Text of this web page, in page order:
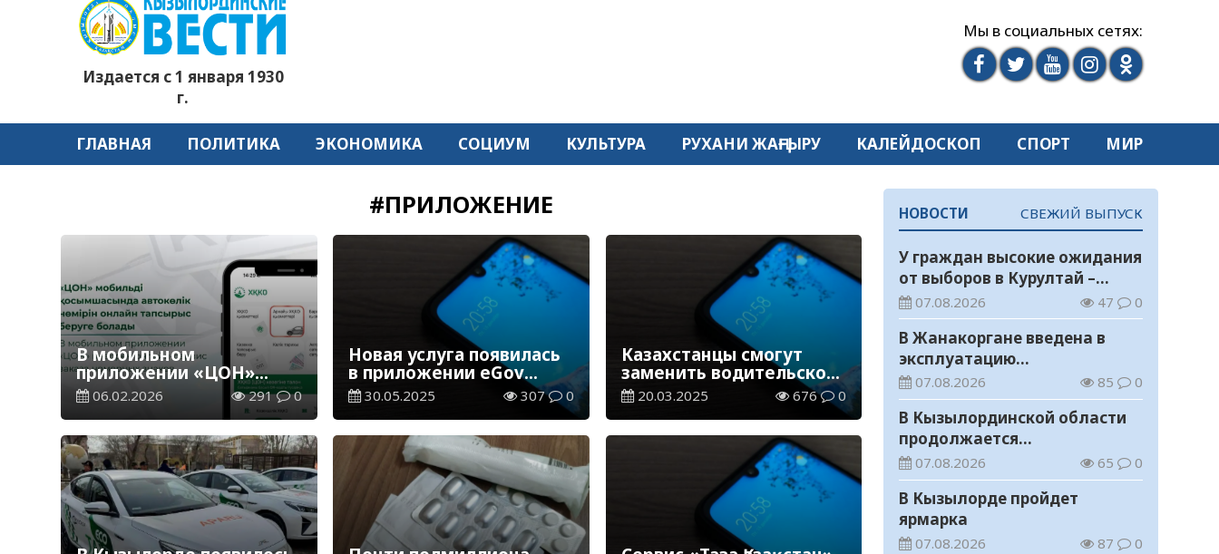
Издается с 1 января 1930
г.
Мы в социальных сетях:
ГЛАВНАЯ ПОЛИТИКА ЭКОНОМИКА СОЦИУМ КУЛЬТУРА РУХАНИ ЖАҢҒЫРУ КАЛЕЙДОСКОП СПОРТ МИР
#ПРИЛОЖЕНИЕ
В мобильном
приложении «ЦОН»
внедрен онлайн-сервис
заказа номерных знаков
06.02.2026 291 0
Новая услуга появилась
в приложении eGov
Mobile
30.05.2025 307 0
Казахстанцы смогут
заменить водительское
удостоверение в eGov
Mobile
20.03.2025 676 0
НОВОСТИ СВЕЖИЙ ВЫПУСК
У граждан высокие ожидания
от выборов в Курултай –
опрос общественного мнения
07.08.2026 47 0
В Жанакоргане введена в
эксплуатацию
водораспределительная
станция
07.08.2026 85 0
В Кызылординской области
продолжается
экологическая акция «Таза
Қазақстан»
07.08.2026 65 0
В Кызылорде пройдет
ярмарка
07.08.2026 87 0